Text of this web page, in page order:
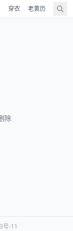
穿衣 老黄历 财神
除
号-11